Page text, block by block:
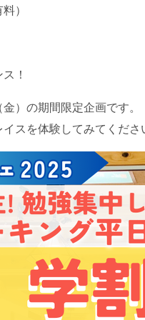
）
！
）の期間限定企画です。
スを体験してみてくださ